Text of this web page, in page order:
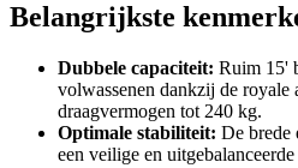
Belangrijkste
Dubbele capaciteit: Ruim 15'
volwassenen dankzij de royale
draagvermogen tot 240 kg.
Optimale stabiliteit: De brede
een veilige en